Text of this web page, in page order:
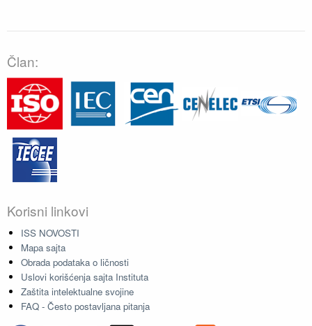
Član:
Korisni linkovi
ISS NOVOSTI
Mapa sajta
Obrada podataka o ličnosti
Uslovi korišćenja sajta Instituta
Zaštita intelektualne svojine
FAQ - Često postavljana pitanja